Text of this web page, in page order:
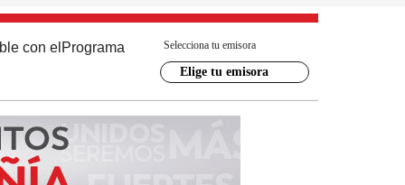
con el Programa Selecciona tu emisora
Elige tu emisora